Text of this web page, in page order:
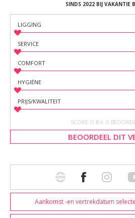
Aankomst -en vertrekdatum
SINDS 2022 BIJ VAKANTIE
LIGGING
SERVICE
COMFORT
HYGIËNE
PRIJS/KWALITEIT
SCORE O.B.V. 0
BEOORDEEL DIT